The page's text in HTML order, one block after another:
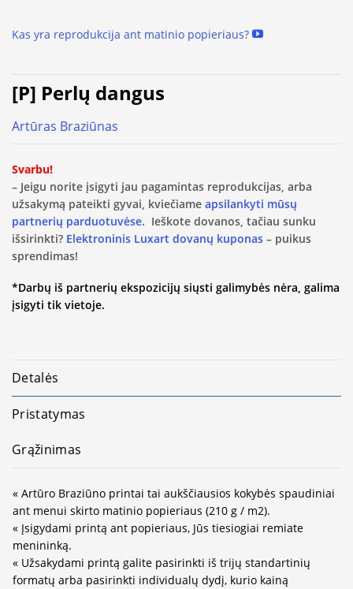
Kas yra reprodukcija ant matinio popieriaus?
[P] Perlų dangus
Artūras Braziūnas
Svarbu!
– Jeigu norite įsigyti jau pagamintas reprodukcijas, arba
užsakymą pateikti gyvai, kviečiame apsilankyti mūsų
partnerių parduotuvėse. Ieškote dovanos, tačiau sunku
išsirinkti? Elektroninis Luxart dovanų kuponas – puikus
sprendimas!
*Darbų iš partnerių ekspozicijų siųsti galimybės nėra, galima
įsigyti tik vietoje.
Detalės
Pristatymas
Grąžinimas
« Artūro Braziūno printai tai aukščiausios kokybės spaudiniai
ant menui skirto matinio popieriaus (210 g / m2).
« Įsigydami printą ant popieriaus, Jūs tiesiogiai remiate
menininką.
« Užsakydami printą galite pasirinkti iš trijų standartinių
formatų arba pasirinkti individualų dydį, kurio kainą